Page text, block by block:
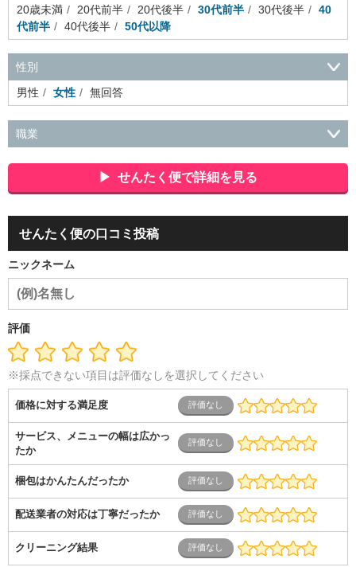
20歳未満
20代前半 20代後半 30代前半 30代後半
40
代前半
40代後半 50代以降
性別
男性
女性 無回答
職業
広告・マスコミ
接客・小売・流通・外食・食
品
アミューズメント・エンターテイメント・ゲーム関連
美
ダル・葬祭
メディア職
クリエイティブ・デザイン・映像・
音響
芸能・イベント・コンパニオン
ム開発・SE・インフラ）
導体・制御）
警備・交通・建築・土木技術職
医療・福祉・
介護
その他
ス
士業・コンサルティング 金融・商社
不動産・保険・サ
ービス
専業主婦（夫）
営業
せんたく便で詳細を見る
せんたく便の口コミ投稿
ニックネーム
評価
※採点できない項目は評価なしを選択してください
価格に対する満足度
サービス、メニューの幅は広かっ
たか
梱包はかんたんだったか
配送業者の対応は丁寧だったか
クリーニング結果